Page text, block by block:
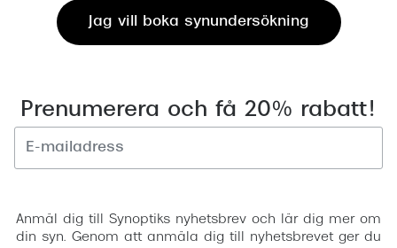
Jag vill boka synundersökning
Prenumerera och få 20% rabatt!
Anmäl dig till Synoptiks nyhetsbrev och lär dig mer om
din syn. Genom att anmäla dig till nyhetsbrevet ger du